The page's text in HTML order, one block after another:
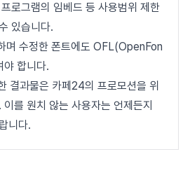
로그램의 임베드 등 사용범위 제한
있습니다.
며 수정한 폰트에도 OFL(OpenFon
합니다.
결과물은 카페24의 프로모션을 위
를 원치 않는 사용자는 언제든지
니다.